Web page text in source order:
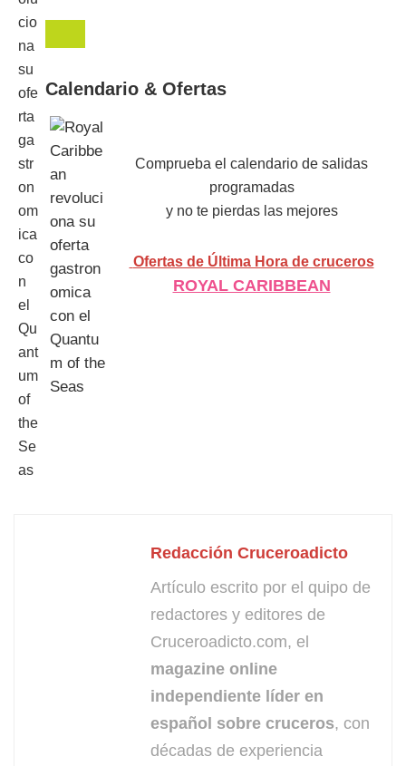
Calendario & Ofertas
Comprueba el calendario de salidas
programadas
y no te pierdas las mejores
Ofertas de Última Hora de cruceros
ROYAL CARIBBEAN
Redacción Cruceroadicto
Artículo escrito por el quipo de
redactores y editores de
Cruceroadicto.com, el
magazine online
independiente líder en
español sobre cruceros, con
décadas de experiencia